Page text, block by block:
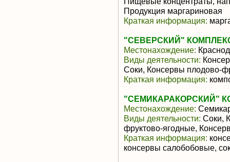
Продукция маргариновая
Краткая информация:
"СЕВЕРСКИЙ"
Местонахождение:
Виды деятельности:
Соки, Консервы плодово-
Краткая информация:
"СЕМИКАРАКОРСКИЙ"
Местонахождение:
Виды деятельности: Соки,
фруктово-ягодные,
Краткая информация:
консервы салобобовые,